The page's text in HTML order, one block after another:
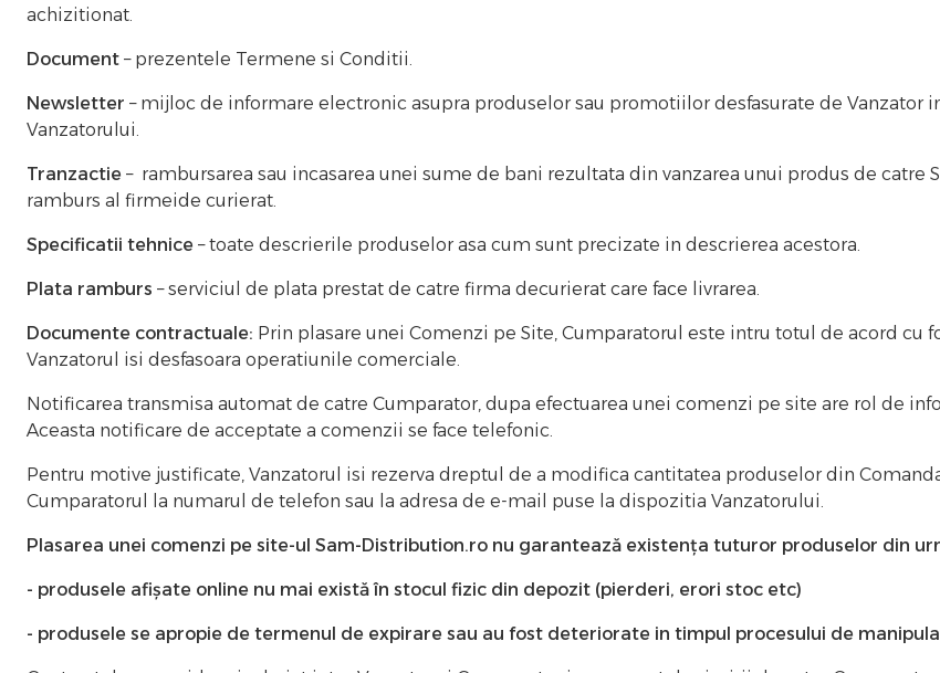
achizitionat.
Document – prezentele Termene si Conditii.
Newsletter – mijloc de informare electronic asupra produselor sau promotiilor desfasurate de Vanzator
Vanzatorului.
Tranzactie – rambursarea sau incasarea unei sume de bani rezultata din vanzarea unui produs de
ramburs al firmeide curierat.
Specificatii tehnice – toate descrierile produselor asa cum sunt precizate in descrierea acestora.
Plata ramburs – serviciul de plata prestat de catre firma decurierat care face livrarea.
Documente contractuale: Prin plasare unei Comenzi pe Site, Cumparatorul este intru totul de acord cu
Vanzatorul isi desfasoara operatiunile comerciale.
Notificarea transmisa automat de catre Cumparator, dupa efectuarea unei comenzi pe site are rol de
Aceasta notificare de acceptate a comenzii se face telefonic.
Pentru motive justificate, Vanzatorul isi rezerva dreptul de a modifica cantitatea produselor din
Cumparatorul la numarul de telefon sau la adresa de e-mail puse la dispozitia Vanzatorului.
Plasarea unei comenzi pe site-ul Sam-Distribution.ro nu garantează existența tuturor produselor din
- produsele afișate online nu mai există în stocul fizic din depozit (pierderi, erori stoc etc)
- produsele se apropie de termenul de expirare sau au fost deteriorate in timpul procesului de